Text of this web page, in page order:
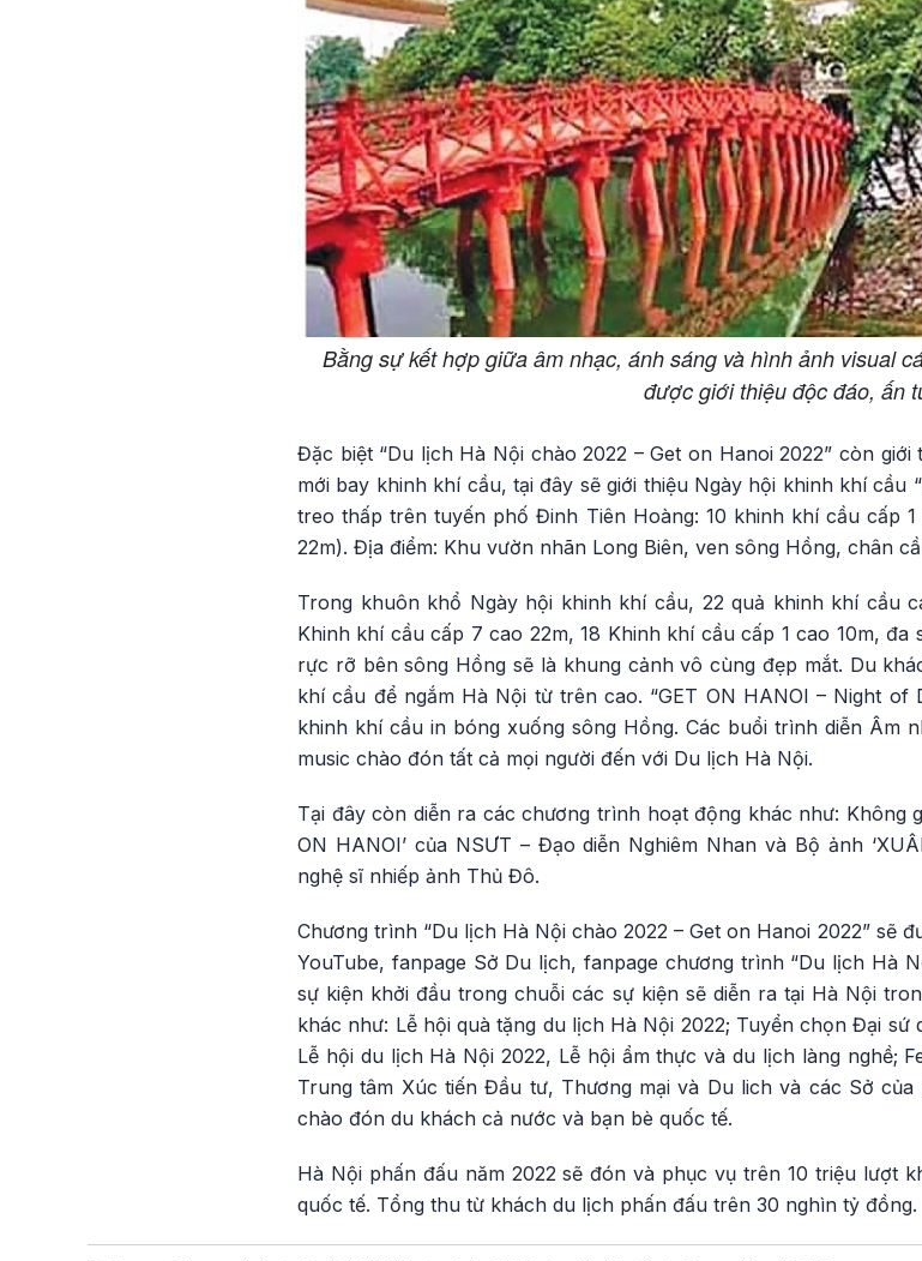
Bằng sự kết hợp giữa âm nhạc, ánh sáng và hình ảnh visual
được giới thiệu độc đáo, ấn
Đặc biệt “Du lịch Hà Nội chào 2022 – Get on Hanoi 2022” còn
mới bay khinh khí cầu, tại đây sẽ giới thiệu Ngày hội khinh khí cầu
treo thấp trên tuyến phố Đinh Tiên Hoàng: 10 khinh khí cầu cấp
22m). Địa điểm: Khu vườn nhãn Long Biên, ven sông Hồng, chân
Trong khuôn khổ Ngày hội khinh khí cầu, 22 quả khinh khí cầu
Khinh khí cầu cấp 7 cao 22m, 18 Khinh khí cầu cấp 1 cao 10m,
rực rỡ bên sông Hồng sẽ là khung cảnh vô cùng đẹp mắt. Du
khí cầu để ngắm Hà Nội từ trên cao. “GET ON HANOI – Night of
khinh khí cầu in bóng xuống sông Hồng. Các buổi trình diễn Âm
music chào đón tất cả mọi người đến với Du lịch Hà Nội.
Tại đây còn diễn ra các chương trình hoạt động khác như: Không
ON HANOI’ của NSƯT – Đạo diễn Nghiêm Nhan và Bộ ảnh
nghệ sĩ nhiếp ảnh Thủ Đô.
Chương trình “Du lịch Hà Nội chào 2022 – Get on Hanoi 2022” sẽ
YouTube, fanpage Sở Du lịch, fanpage chương trình “Du lịch Hà
sự kiện khởi đầu trong chuỗi các sự kiện sẽ diễn ra tại Hà Nội
khác như: Lễ hội quà tặng du lịch Hà Nội 2022; Tuyển chọn Đại
Lễ hội du lịch Hà Nội 2022, Lễ hội ẩm thực và du lịch làng nghề;
Trung tâm Xúc tiến Đầu tư, Thương mại và Du lich và các Sở
chào đón du khách cả nước và bạn bè quốc tế.
Hà Nội phấn đấu năm 2022 sẽ đón và phục vụ trên 10 triệu lượt
quốc tế. Tổng thu từ khách du lịch phấn đấu trên 30 nghìn tỷ đồng.